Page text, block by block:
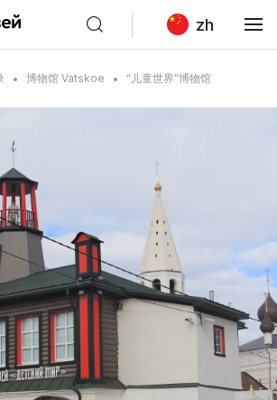
zh
博物馆 Vatskoe “儿童世界”博物馆